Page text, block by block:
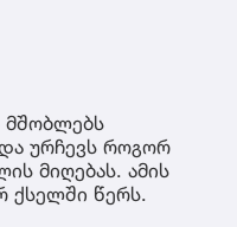
მშობლებს
ურჩევს როგორ
მიღებას. ამის
ქსელში წერს.